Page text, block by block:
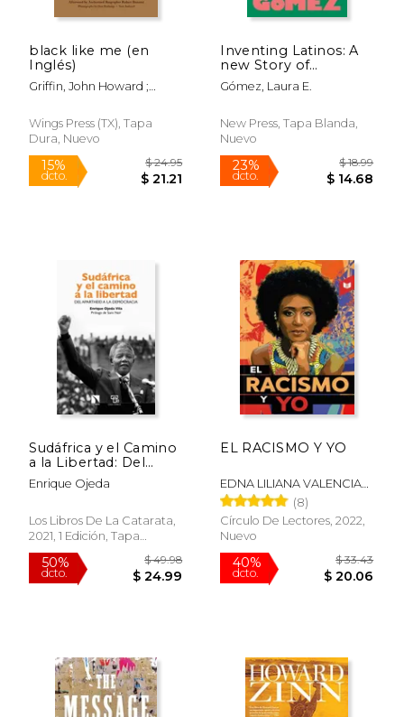
15%
dcto. $ 14.45
20%
dcto.
black like me (en
Inglés)
Griffin, John Howard ;
Robert
Wings Press (TX), Tapa
Dura, Nuevo
Inventing Latinos: A
new Story of
American Racism (en
Inglés)
Gómez, Laura E.
New Press, Tapa Blanda,
Nuevo
Sudáfrica y el Camino
a la Libertad: Del
Apartheid a la
Democracia: 853
Enrique Ojeda
Los Libros De La Catarata,
2021, 1 Edición, Tapa
Blanda, Nuevo
EL RACISMO Y YO
EDNA LILIANA VALENCIA
MURILLO
(8)
Círculo De Lectores, 2022,
Nuevo